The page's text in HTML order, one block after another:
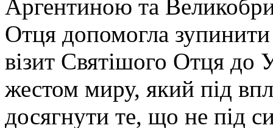
Аргентиною та
Отця допомогла
візит Святішого Отця
жестом миру, який під
досягнути те, що не під